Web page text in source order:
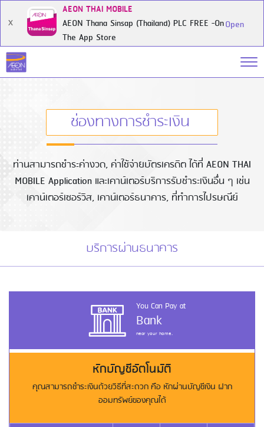
X
AEON THAI MOBILE
AEON Thana Sinsap (Thailand) PLC FREE -On
The App Store
Open
ช่องทางการชำระเงิน
ท่านสามารถชำระค่างวด, ค่าใช้จ่ายบัตรเครดิต ได้ที่ AEON THAI
MOBILE Application และเคาน์เตอร์บริการรับชำระเงินอื่น ๆ เช่น
เคาน์เตอร์เซอร์วิส, เคาน์เตอร์ธนาคาร, ที่ทำการไปรษณีย์
บริการผ่านธนาคาร
You Can Pay at
Bank
near your home.
หักบัญชีอัตโนมัติ
คุณสามารถชำระเงินด้วยวิธีที่สะดวก คือ หักผ่านบัญชีเงิน ฝาก
ออมทรัพย์ของคุณได้